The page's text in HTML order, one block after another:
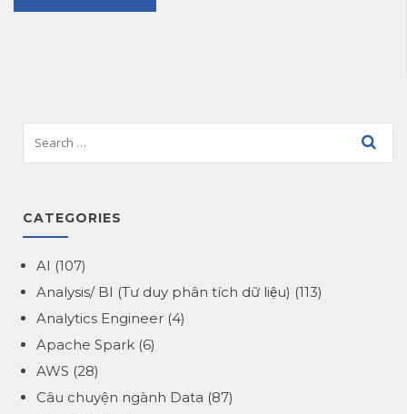
CATEGORIES
AI (107)
Analysis/ BI (Tư duy phân tích dữ liệu) (113)
Analytics Engineer (4)
Apache Spark (6)
AWS (28)
Câu chuyện ngành Data (87)